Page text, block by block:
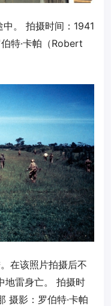
。 拍摄时间：1941
特·卡帕（Robert
在该照片拍摄后不
地雷身亡。 拍摄时
摄影：罗伯特·卡帕